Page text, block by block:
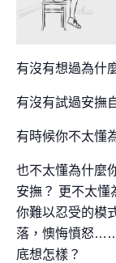
有沒有想過為什
有沒有試過安撫
有時候你不太懂
也不太懂為什麼
安撫？ 更不太懂
你難以忍受的模
落，懊悔憤怒
底想怎樣？